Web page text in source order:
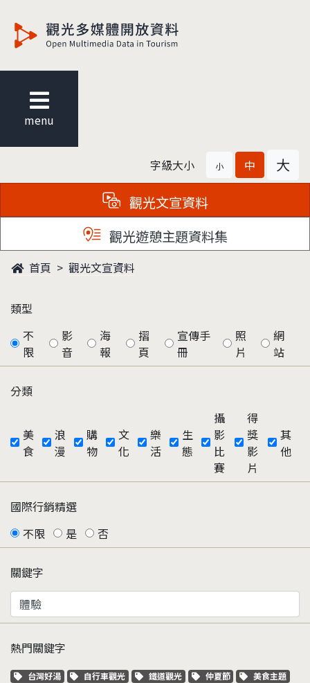
menu
字級大小 小 中 大
觀光文宣資料
觀光遊憩主題資料集
首頁 觀光文宣資料
類型
不
限
影
音
海
報
摺
頁
宣傳手
冊
照
片
網
站
分類
美
食
浪
漫
購
物
文
化
樂
活
生
態
攝
影
比
賽
得
獎
影
片
其
他
國際行銷精選
不限
是 否
關鍵字
熱門關鍵字
關鍵字標籤
台灣好湯 關鍵字標籤
自行車觀光 關鍵字標籤
鐵道觀光 關鍵字標籤
仲夏節 關鍵字標籤
美食主題